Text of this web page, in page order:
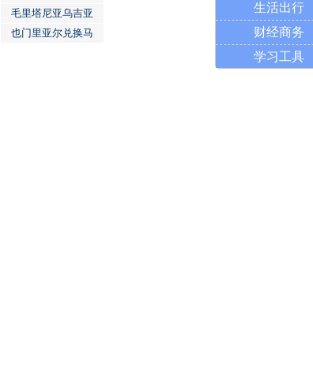
毛里塔尼亚乌吉亚
也门里亚尔兑换马
生活出行
财经商务
学习工具